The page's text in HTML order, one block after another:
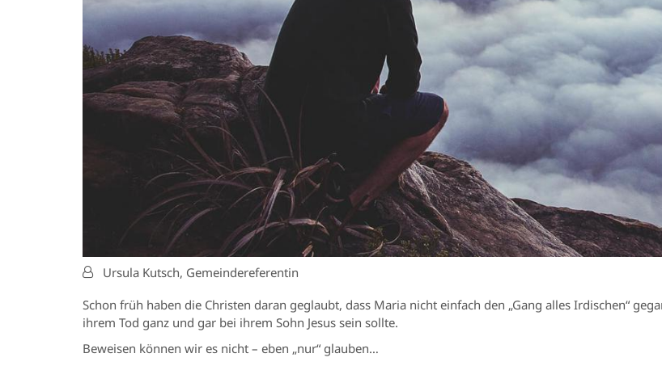
Von:Ursula Kutsch, Gemeindereferentin
Schon früh haben die Christen daran geglaubt, dass Maria nicht einfach den „Gang alles Irdischen“
ihrem Tod ganz und gar bei ihrem Sohn Jesus sein sollte.
Beweisen können wir es nicht – eben „nur“ glauben…